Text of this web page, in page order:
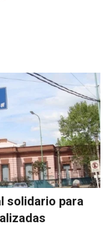
solidario para